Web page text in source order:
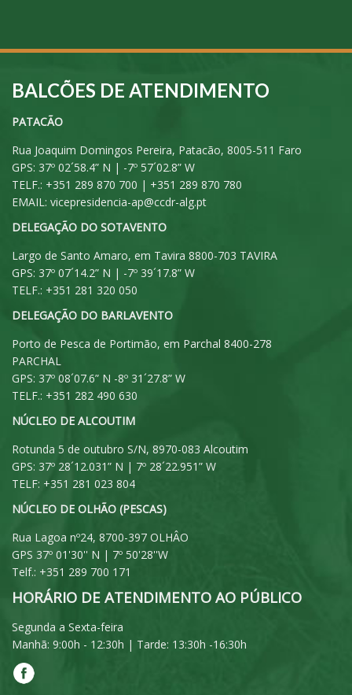
BALCÕES DE ATENDIMENTO
PATACÃO
Rua Joaquim Domingos Pereira, Patacão, 8005-511 Faro
GPS: 37º 02´58.4” N | -7º 57´02.8” W
TELF.: +351 289 870 700 | +351 289 870 780
EMAIL: vicepresidencia-ap@ccdr-alg.pt
DELEGAÇÃO DO SOTAVENTO
Largo de Santo Amaro, em Tavira 8800-703 TAVIRA
GPS: 37º 07´14.2” N | -7º 39´17.8” W
TELF.: +351 281 320 050
DELEGAÇÃO DO BARLAVENTO
Porto de Pesca de Portimão, em Parchal 8400-278
PARCHAL
GPS: 37º 08´07.6” N -8º 31´27.8” W
TELF.: +351 282 490 630
NÚCLEO DE ALCOUTIM
Rotunda 5 de outubro S/N, 8970-083 Alcoutim
GPS: 37º 28´12.031” N | 7º 28´22.951” W
TELF: +351 281 023 804
NÚCLEO DE OLHÃO (PESCAS)
Rua Lagoa nº24, 8700-397 OLHÂO
GPS 37º 01'30'' N | 7º 50'28''W
Telf.: +351 289 700 171
HORÁRIO DE ATENDIMENTO AO PÚBLICO
Segunda a Sexta-feira
Manhã: 9:00h - 12:30h | Tarde: 13:30h -16:30h